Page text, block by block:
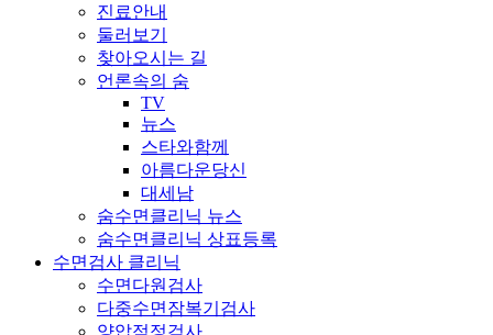
진료안내
둘러보기
찾아오시는 길
언론속의 숨
TV
뉴스
스타와함께
아름다운당신
대세남
숨수면클리닉 뉴스
숨수면클리닉 상표등록
수면검사 클리닉
수면다원검사
다중수면잠복기검사